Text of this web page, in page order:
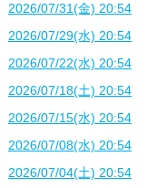
2026/07/31(金) 20:54
2026/07/29(水) 20:54
2026/07/22(水) 20:54
2026/07/18(土) 20:54
2026/07/15(水) 20:54
2026/07/08(水) 20:54
2026/07/04(土) 20:54